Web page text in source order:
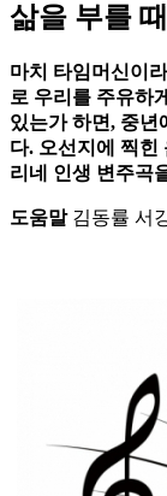
삶을 부를 때
마치 타임머신이
로 우리를 주유하
있는가 하면, 중년
다. 오선지에 찍힌
리네 인생 변주곡
도움말김동률 서